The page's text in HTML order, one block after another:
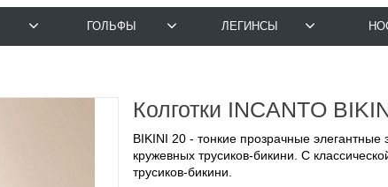
ГОЛЬФЫ ЛЕГИНСЫ
Колготки INCANTO
BIKINI 20 - тонкие прозрачные элегантные
кружевных трусиков-бикини. С
трусиков-бикини.